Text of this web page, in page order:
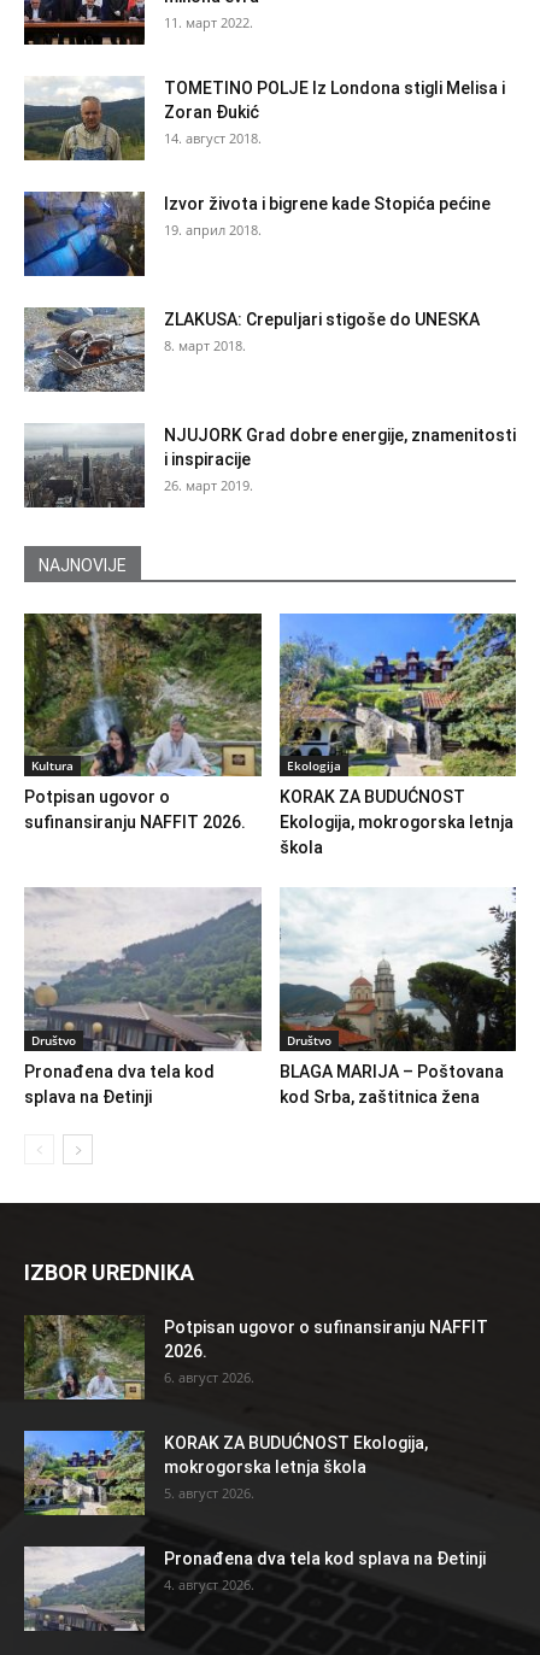
11. март 2022.
TOMETINO POLJE Iz Londona stigli Melisa i
Zoran Đukić
14. август 2018.
Izvor života i bigrene kade Stopića pećine
19. април 2018.
ZLAKUSA: Crepuljari stigoše do UNESKA
8. март 2018.
NJUJORK Grad dobre energije, znamenitosti
i inspiracije
26. март 2019.
NAJNOVIJE
Kultura
Potpisan ugovor o
sufinansiranju NAFFIT 2026.
Ekologija
KORAK ZA BUDUĆNOST
Ekologija, mokrogorska letnja
škola
Društvo
Pronađena dva tela kod
splava na Đetinji
Društvo
BLAGA MARIJA – Poštovana
kod Srba, zaštitnica žena
IZBOR UREDNIKA
Potpisan ugovor o sufinansiranju NAFFIT
2026.
6. август 2026.
KORAK ZA BUDUĆNOST Ekologija,
mokrogorska letnja škola
5. август 2026.
Pronađena dva tela kod splava na Đetinji
4. август 2026.